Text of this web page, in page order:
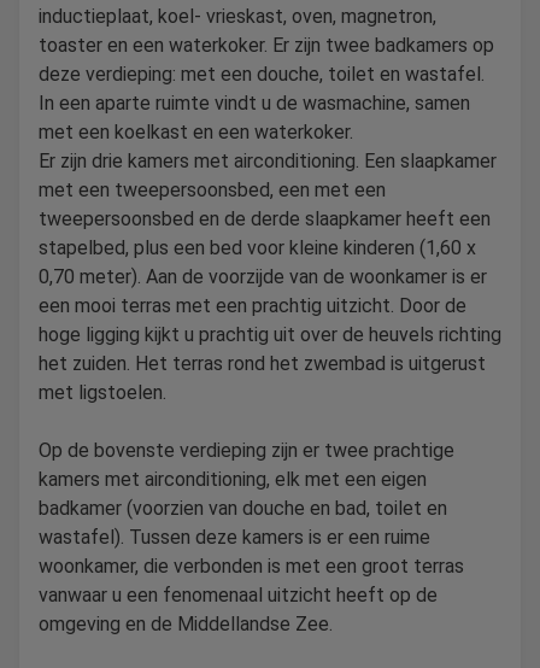
inductieplaat, koel- vrieskast, oven, magnetron,
toaster en een waterkoker. Er zijn twee badkamers op
deze verdieping: met een douche, toilet en wastafel.
In een aparte ruimte vindt u de wasmachine, samen
met een koelkast en een waterkoker.
Er zijn drie kamers met airconditioning. Een slaapkamer
met een tweepersoonsbed, een met een
tweepersoonsbed en de derde slaapkamer heeft een
stapelbed, plus een bed voor kleine kinderen (1,60 x
0,70 meter). Aan de voorzijde van de woonkamer is er
een mooi terras met een prachtig uitzicht. Door de
hoge ligging kijkt u prachtig uit over de heuvels richting
het zuiden. Het terras rond het zwembad is uitgerust
met ligstoelen.
Op de bovenste verdieping zijn er twee prachtige
kamers met airconditioning, elk met een eigen
badkamer (voorzien van douche en bad, toilet en
wastafel). Tussen deze kamers is er een ruime
woonkamer, die verbonden is met een groot terras
vanwaar u een fenomenaal uitzicht heeft op de
omgeving en de Middellandse Zee.